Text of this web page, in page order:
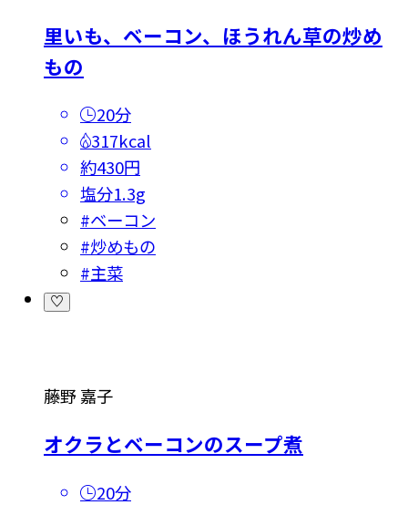
里いも、ベーコン、ほうれん草の炒め
もの
20分
317kcal
約430円
塩分1.3g
#ベーコン
#炒めもの
#主菜
藤野 嘉子
オクラとベーコンのスープ煮
20分